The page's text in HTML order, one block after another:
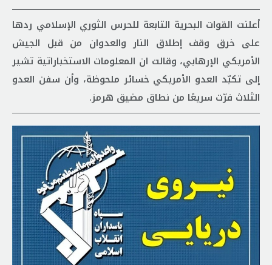
أعلنت القوات البحرية التابعة للحرس الثوري الإسلامي ردها
على خرق وقف إطلاق النار والعدوان من قبل الجيش
الأمريكي الإرهابي، وقالت ان المعلومات الاستخباراتية تشير
إلى تكبّد العدو الأمريكي خسائر ملحوظة، وأن سفن العدو
الثلاث فرّت سريعًا من نطاق مضيق هرمز.